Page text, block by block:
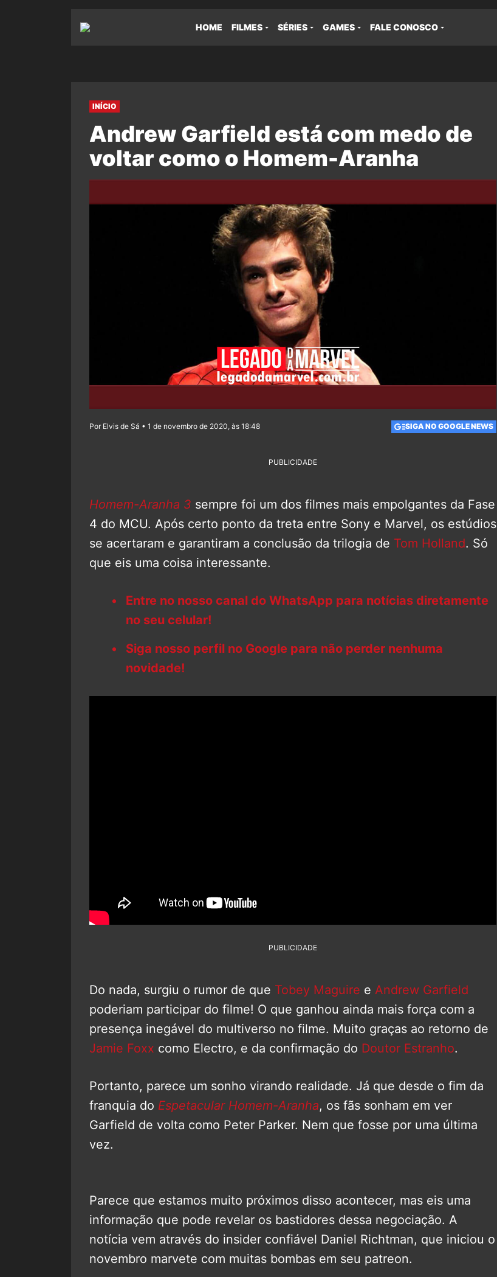
HOME FILMES SÉRIES GAMES FALE CONOSCO
INÍCIO
Andrew Garfield está com medo de
voltar como o Homem-Aranha
Por Elvis de Sá • 1 de novembro de 2020, às 18:48 SIGA NO GOOGLE NEWS
PUBLICIDADE
Homem-Aranha 3 sempre foi um dos filmes mais empolgantes da Fase
4 do MCU. Após certo ponto da treta entre Sony e Marvel, os estúdios
se acertaram e garantiram a conclusão da trilogia de Tom Holland. Só
que eis uma coisa interessante.
Entre no nosso canal do WhatsApp para notícias diretamente
no seu celular!
Siga nosso perfil no Google para não perder nenhuma
novidade!
PUBLICIDADE
Do nada, surgiu o rumor de que Tobey Maguire e Andrew Garfield
poderiam participar do filme! O que ganhou ainda mais força com a
presença inegável do multiverso no filme. Muito graças ao retorno de
Jamie Foxx como Electro, e da confirmação do Doutor Estranho.
Portanto, parece um sonho virando realidade. Já que desde o fim da
franquia do Espetacular Homem-Aranha, os fãs sonham em ver
Garfield de volta como Peter Parker. Nem que fosse por uma última
vez.
Parece que estamos muito próximos disso acontecer, mas eis uma
informação que pode revelar os bastidores dessa negociação. A
notícia vem através do insider confiável Daniel Richtman, que iniciou o
novembro marvete com muitas bombas em seu patreon.